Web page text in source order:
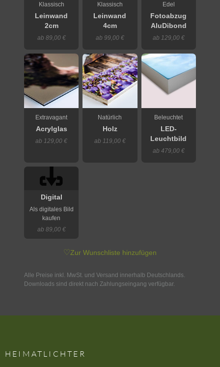
Klassisch
Leinwand
2cm
ab 89,00 €
Klassisch
Leinwand
4cm
ab 99,00 €
Edel
Fotoabzug
AluDibond
ab 129,00 €
Extravagant
Acrylglas
ab 129,00 €
Natürlich
Holz
ab 119,00 €
Beleuchtet
LED-
Leuchtbild
ab 479,00 €
Digital
Als digitales Bild
kaufen
ab 89,00 €
♡Zur Wunschliste hinzufügen
Alle Preise inkl. MwSt. und Versand innerhalb Deutschlands.
Downloads sind direkt nach Zahlungseingang verfügbar.
HEIMATLICHTER